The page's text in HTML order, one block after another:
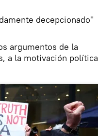
decepcionado"
argumentos de la
a la motivación política